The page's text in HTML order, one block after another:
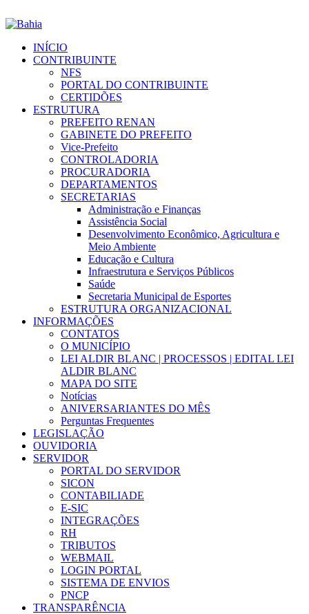
INÍCIO
CONTRIBUINTE
NFS
PORTAL DO CONTRIBUINTE
CERTIDÕES
ESTRUTURA
PREFEITO RENAN
GABINETE DO PREFEITO
Vice-Prefeito
CONTROLADORIA
PROCURADORIA
DEPARTAMENTOS
SECRETARIAS
Administração e Finanças
Assistência Social
Desenvolvimento Econômico, Agricultura e
Meio Ambiente
Educação e Cultura
Infraestrutura e Serviços Públicos
Saúde
Secretaria Municipal de Esportes
ESTRUTURA ORGANIZACIONAL
INFORMAÇÕES
CONTATOS
O MUNICÍPIO
LEI ALDIR BLANC | PROCESSOS | EDITAL LEI
ALDIR BLANC
MAPA DO SITE
Notícias
ANIVERSARIANTES DO MÊS
Perguntas Frequentes
LEGISLAÇÃO
OUVIDORIA
SERVIDOR
PORTAL DO SERVIDOR
SICON
CONTABILIADE
E-SIC
INTEGRAÇÕES
RH
TRIBUTOS
WEBMAIL
LOGIN PORTAL
SISTEMA DE ENVIOS
PNCP
TRANSPARÊNCIA